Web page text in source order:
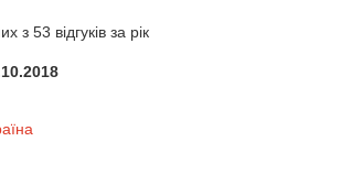
з 53 відгуків за рік